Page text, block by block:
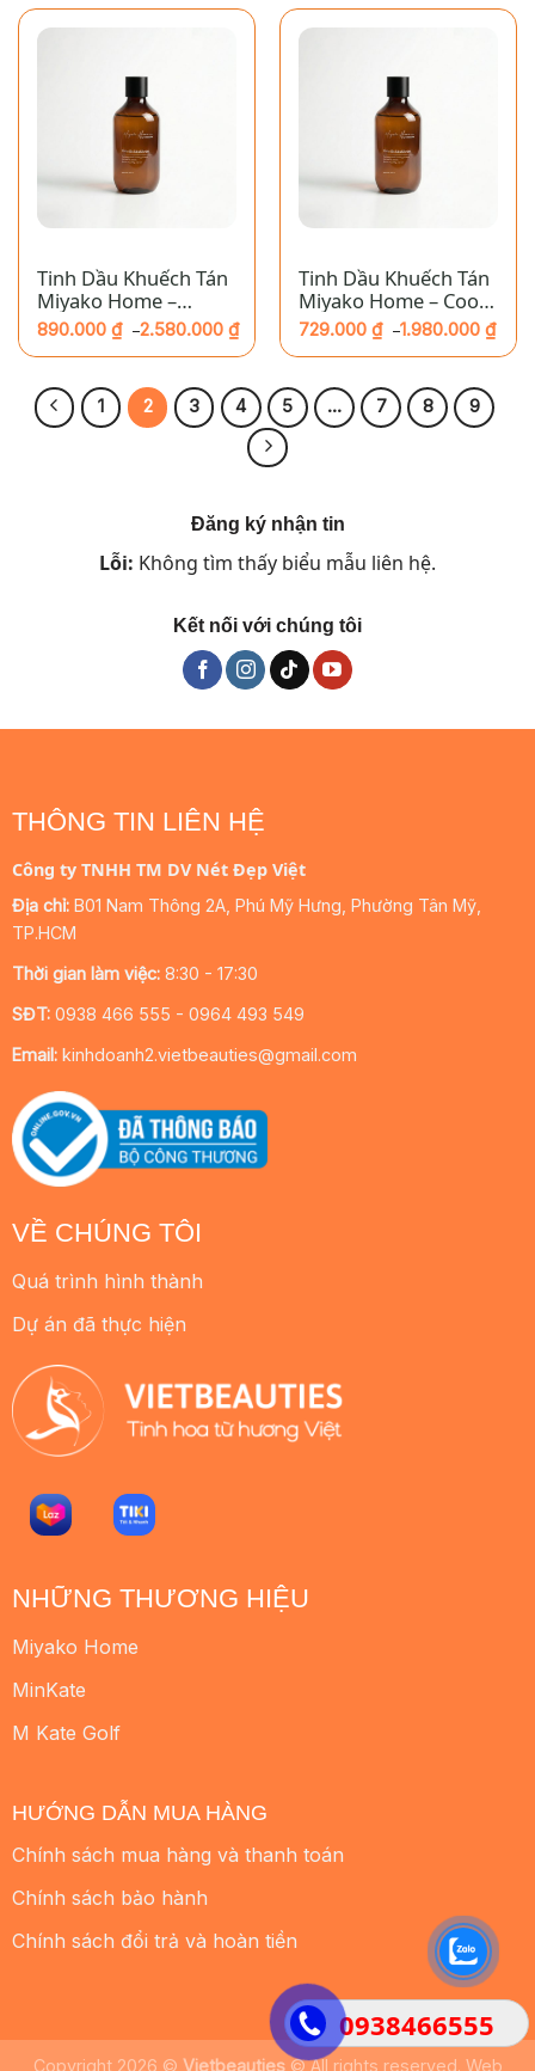
0938466555
310.000 ₫
đến
2.180.000 ₫
729.000 ₫
đến
1.980.000 ₫
Tinh Dầu Khuếch Tán
Miyako Home –
Choloé Love Story
890.000 ₫ –2.580.000 ₫
giá:
890.000 ₫
đến
2.580.000 ₫
Tinh Dầu Khuếch Tán
Miyako Home – Cool
Water
729.000 ₫ –1.980.000 ₫
giá:
729.000 ₫
đến
1.980.000 ₫
1 2 3 4 5 … 7 8 9
Đăng ký nhận tin
Lỗi: Không tìm thấy biểu mẫu liên hệ.
Kết nối với chúng tôi
VỀ CHÚNG TÔI
Quá trình hình thành
Dự án đã thực hiện
NHỮNG THƯƠNG HIỆU
Miyako Home
MinKate
M Kate Golf
HƯỚNG DẪN MUA HÀNG
Chính sách mua hàng và thanh toán
Chính sách bảo hành
Chính sách đổi trả và hoàn tiền
THÔNG TIN LIÊN HỆ
Công ty TNHH TM DV Nét Đẹp Việt
Địa chỉ: B01 Nam Thông 2A, Phú Mỹ Hưng, Phường Tân Mỹ,
TP.HCM
Thời gian làm việc:8:30 - 17:30
SĐT:0938 466 555 - 0964 493 549
Email:kinhdoanh2.vietbeauties@gmail.com
Copyright 2026 © Vietbeauties© All rights reserved. Web